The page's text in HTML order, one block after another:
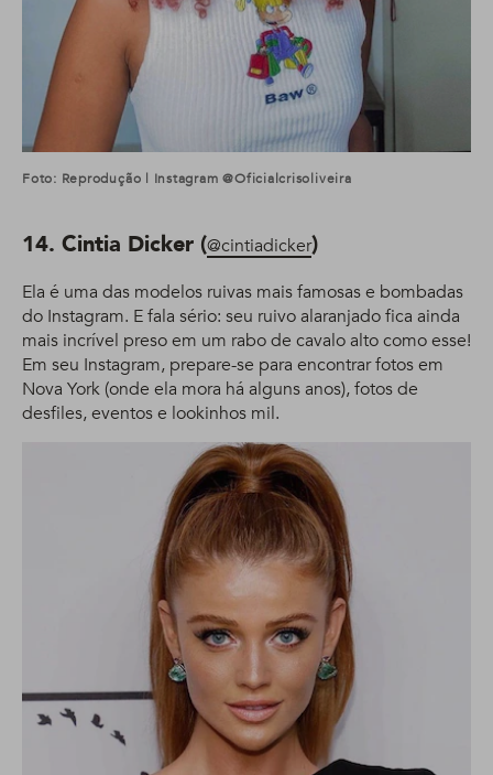
Foto: Reprodução | Instagram @oficialcrisoliveira
14. Cintia Dicker (@cintiadicker)
Ela é uma das modelos ruivas mais famosas e bombadas
do Instagram. E fala sério: seu ruivo alaranjado fica ainda
mais incrível preso em um rabo de cavalo alto como esse!
Em seu Instagram, prepare-se para encontrar fotos em
Nova York (onde ela mora há alguns anos), fotos de
desfiles, eventos e lookinhos mil.